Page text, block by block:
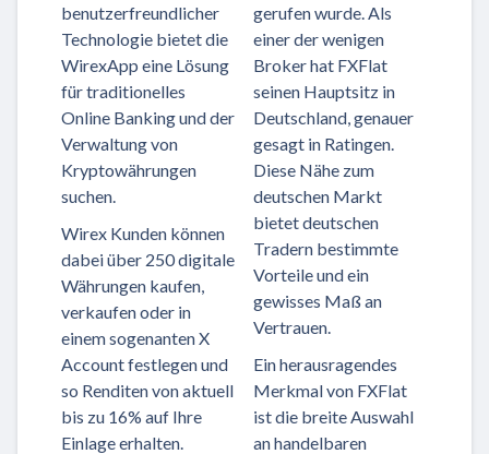
benutzerfreundlicher
Technologie bietet die
WirexApp eine Lösung
für traditionelles
Online Banking und der
Verwaltung von
Kryptowährungen
suchen.
Wirex Kunden können
dabei über 250 digitale
Währungen kaufen,
verkaufen oder in
einem sogenanten X
Account festlegen und
so Renditen von aktuell
bis zu 16% auf Ihre
Einlage erhalten.
gerufen wurde. Als
einer der wenigen
Broker hat FXFlat
seinen Hauptsitz in
Deutschland, genauer
gesagt in Ratingen.
Diese Nähe zum
deutschen Markt
bietet deutschen
Tradern bestimmte
Vorteile und ein
gewisses Maß an
Vertrauen.
Ein herausragendes
Merkmal von FXFlat
ist die breite Auswahl
an handelbaren